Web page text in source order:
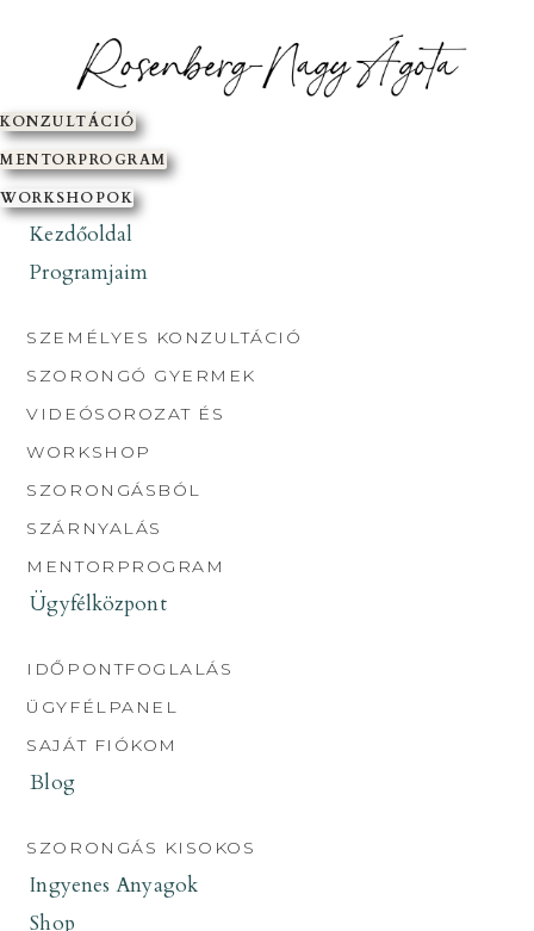
KONZULTÁCIÓ
MENTORPROGRAM
WORKSHOPOK
Kezdőoldal
Programjaim
SZEMÉLYES KONZULTÁCIÓ
SZORONGÓ GYERMEK
VIDEÓSOROZAT ÉS
WORKSHOP
SZORONGÁSBÓL
SZÁRNYALÁS
MENTORPROGRAM
Ügyfélközpont
IDŐPONTFOGLALÁS
ÜGYFÉLPANEL
SAJÁT FIÓKOM
Blog
SZORONGÁS KISOKOS
Ingyenes Anyagok
Shop